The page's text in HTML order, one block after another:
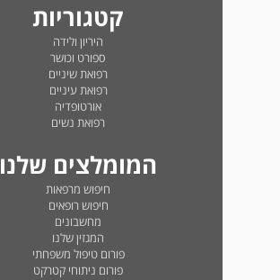
קטגוריות
היריון ולידה
ספורט וכושר
רפואת שיניים
רפואת עיניים
אורטופדיה
רפואת נשים
המומלצים שלנו
חיפוש מרפאות
חיפוש רופאים
מחשבונים
המגזין שלנו
פורום טיפול משפחתי
פורום ניתוחי קטרקט